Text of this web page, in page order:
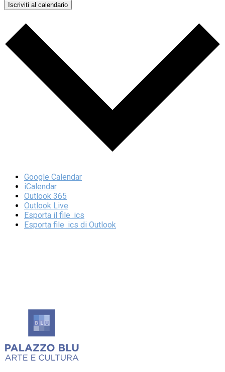
Iscriviti al calendario
Google Calendar
iCalendar
Outlook 365
Outlook Live
Esporta il file .ics
Esporta file .ics di Outlook